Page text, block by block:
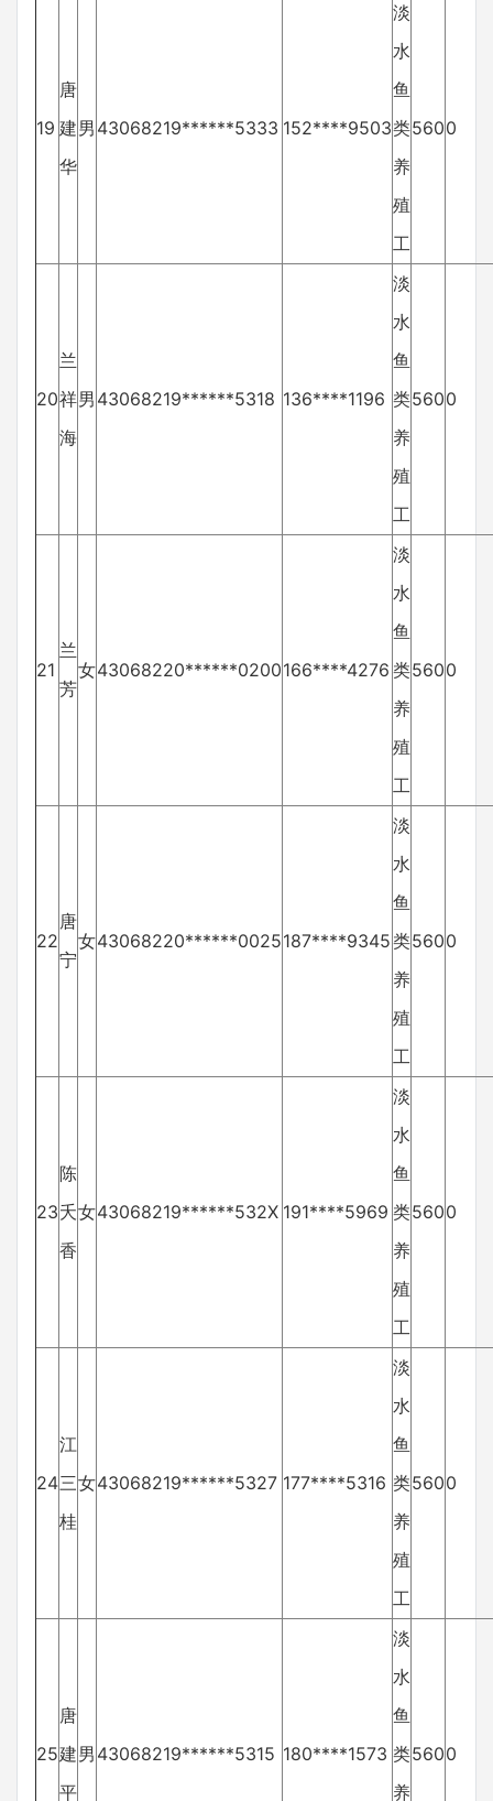
19
唐
建
华
男 43068219******5333 152****9503
淡
水
鱼
类
养
殖
工
5600
20
兰
祥
海
男 43068219******5318 136****1196
淡
水
鱼
类
养
殖
工
5600
21
兰
芳
女43068220******0200166****4276
淡
水
鱼
类
养
殖
工
5600
22
唐
宁
女43068220******0025187****9345
淡
水
鱼
类
养
殖
工
5600
23
陈
夭
香
女43068219******532X 191****5969
淡
水
鱼
类
养
殖
工
5600
24
江
三
桂
女43068219******5327 177****5316
淡
水
鱼
类
养
殖
工
5600
25
唐
建
平
男 43068219******5315 180****1573
淡
水
鱼
类
养
5600